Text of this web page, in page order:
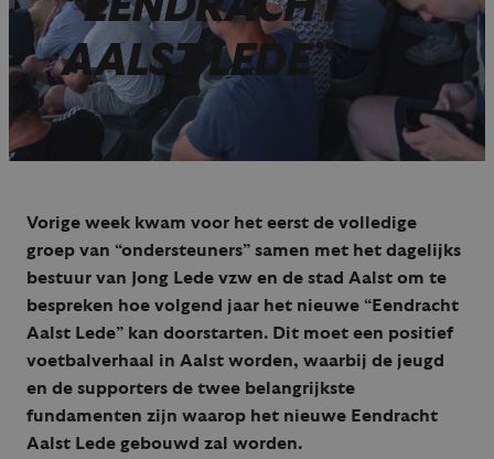
AALST LEDE”
Vorige week kwam voor het eerst de volledige
groep van “ondersteuners” samen met het dagelijks
bestuur van Jong Lede vzw en de stad Aalst om te
bespreken hoe volgend jaar het nieuwe “Eendracht
Aalst Lede” kan doorstarten. Dit moet een positief
voetbalverhaal in Aalst worden, waarbij de jeugd
en de supporters de twee belangrijkste
fundamenten zijn waarop het nieuwe Eendracht
Aalst Lede gebouwd zal worden.